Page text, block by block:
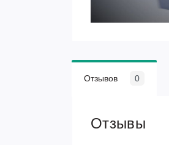
Отзывов 0
Отзывы